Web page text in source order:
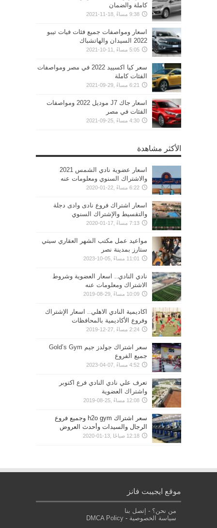
كاملة والضمان
9:38 مساءً ,18-11-2021
اسعار ومواصفات جميع فئات فيات تيبو
2022 السيدان والهاتشباك
5:05 مساءً ,11-10-2021
سعر كيا اكسييد 2022 في مصر ومواصفات
الفئات كاملة
6:21 مساءً ,29-09-2021
اسعار جاك J7 موديل 2022 ومواصفات
الفئات في مصر
4:30 مساءً ,25-09-2021
الأكثر مشاهدة
اسعار عضوية نادي الشمس 2021
والاشتراك السنوي ومعلومات عنه
6:22 مساءً ,22-01-2020
اسعار اشتراك فروع نادى وادى دجلة
والتقسيط والإشتراك السنوي
7:13 مساءً ,17-01-2020
مواعيد عمل مكتب الشهر العقاري سيتي
ستارز بمدينة نصر
11:01 مساءً ,05-10-2023
نادي النادي.. اسعار العضوية وشروط
الاشتراك ومعلومات عنه
10:09 مساءً ,29-08-2019
اكاديمية النادي الاهلي.. اسعار الإشتراك
وفروع الأكاديمية بالمحافظات
2:24 مساءً ,27-12-2019
سعر اشتراك جولدز جيم Gold’s Gym
جميع الفروع
4:52 مساءً ,07-04-2023
تعرف علي نادي النادي فرع اكتوبر
واشتراك العضوية
12:08 مساءً ,25-08-2019
سعر اشتراك h2o gym وجميع فروع
الرجال والسيدات وأحدث العروض
12:18 صباحًا ,13-01-2020
موقع ايجيبت فانز
من نحن؟ - إتصل بنا
سياسة الخصوصية -
DMCA Policy